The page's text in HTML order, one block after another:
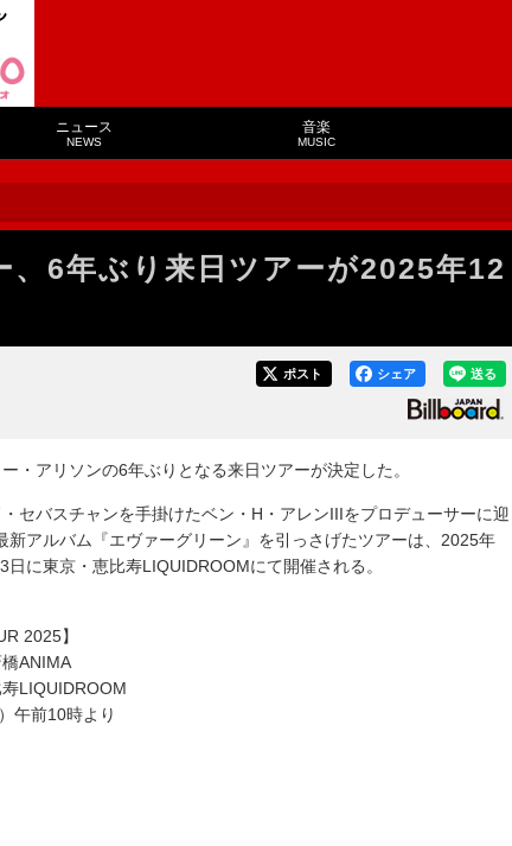
ニュース
NEWS
音楽
MUSIC
、6年ぶり来日ツアーが2025年12
送る
シェア
ポスト
・アリソンの6年ぶりとなる来日ツアーが決定した。
セバスチャンを手掛けたベン・H・アレンIIIをプロデューサーに迎
新アルバム『エヴァーグリーン』を引っさげたツアーは、2025年
に東京・恵比寿LIQUIDROOMにて開催される。
2025】
ANIMA
LIQUIDROOM
午前10時より